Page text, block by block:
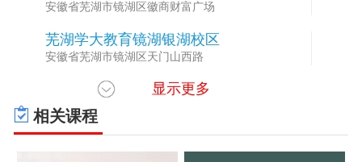
安徽省芜湖市镜湖区徽商财富广场
芜湖学大教育镜湖银湖校区
安徽省芜湖市镜湖区天门山西路
合肥学大教育包河工大新都会校区
安徽省合肥市包河区马鞍山南路
合肥学大教育高新天柱路校区
显示更多
相关课程